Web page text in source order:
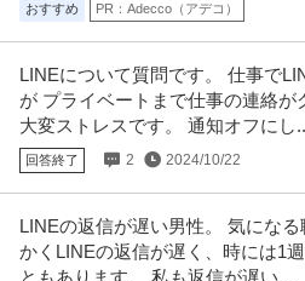
おすすめ PR：Adecco（アデコ）
LINEについて質問です。 仕事で
が プライベートまで仕事の連絡
大変ストレスです。 通知オフにし
回答終了 2 2024/10/22
LINEの返信が遅い男性。 気にな
かくLINEの返信が遅く、時には1